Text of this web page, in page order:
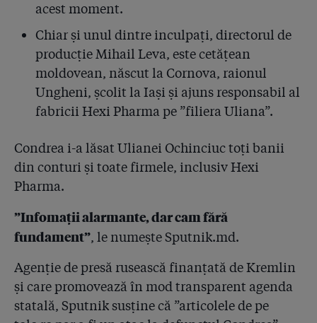
SRI a știut de loturile Hexi cu probleme și de licitațiile
trucate în favoarea liderului mondial Anios. SRI: "Am
informat decidenții legali despre calitatea
necorespunzătoare a dezinfectanților!"
Frankfurter Allgemeine Zeitung despre criza
dezinfectanților din România: ”Cercetările de luni de
zile ale jurnaliștilor de la Gazeta Sporturilor au
film interpretat de Orson Welles”
4.17
Liderul mondial Anios a dat în judecată Ministerul
Sănătății pentru că a acoperit dezinfectanții diluați
2012 coruperea produselor
bani publici Unilab, dar cel care pune azi pe biroul
premierului Cioloș primele 16 teste de concentrație
este tot laboratorul uitat Icechim!
acest moment.
Chiar și unul dintre inculpați, directorul de
producție Mihail Leva, este cetățean
moldovean, născut la Cornova, raionul
Ungheni, școlit la Iași și ajuns responsabil al
fabricii Hexi Pharma pe ”filiera Uliana”.
Condrea i-a lăsat Ulianei Ochinciuc toți banii
din conturi și toate firmele, inclusiv Hexi
Pharma.
”Infomații alarmante, dar cam fără
fundament”, le numește Sputnik.md.
Agenție de presă rusească finanțată de Kremlin
și care promovează în mod transparent agenda
statală, Sputnik susține că ”articolele de pe